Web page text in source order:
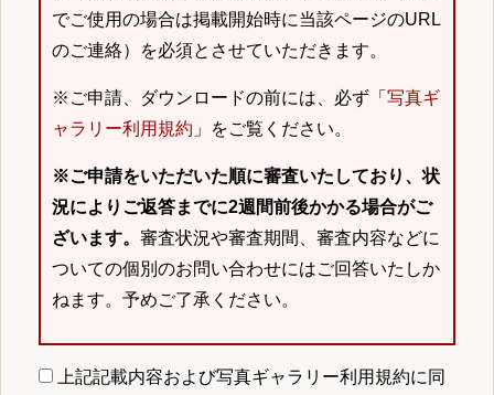
でご使用の場合は掲載開始時に当該ページのURL
のご連絡）を必須とさせていただきます。
※ご申請、ダウンロードの前には、必ず「 写真ギ
ャラリー利用規約 」をご覧ください。
※ご申請をいただいた順に審査いたしており、状
況によりご返答までに2週間前後かかる場合がご
ざいます。 審査状況や審査期間、審査内容などに
ついての個別のお問い合わせにはご回答いたしか
ねます。予めご了承ください。
上記記載内容および写真ギャラリー利用規約に同